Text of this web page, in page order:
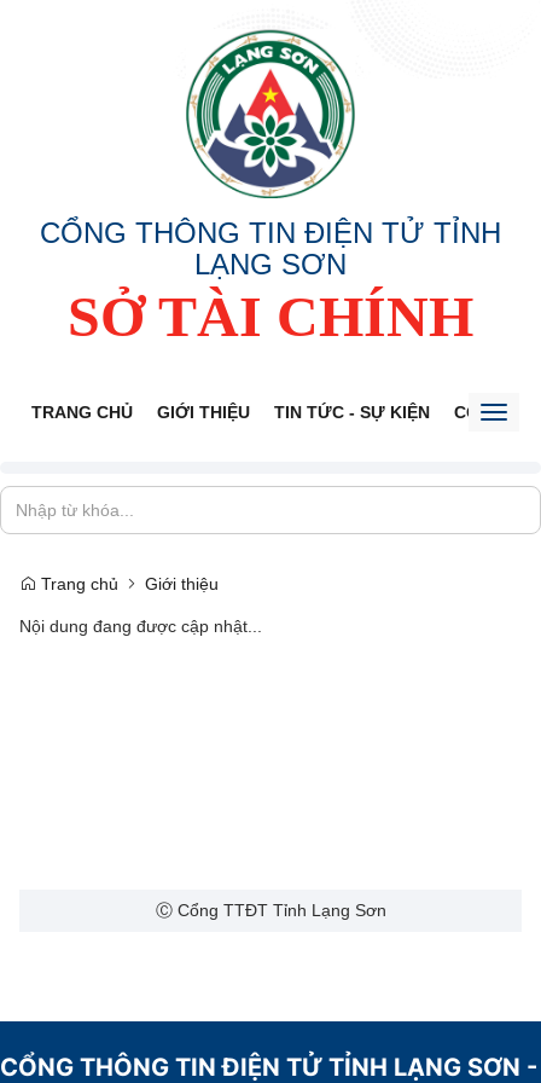
CỔNG THÔNG TIN ĐIỆN TỬ TỈNH
LẠNG SƠN
SỞ TÀI CHÍNH
TRANG CHỦ GIỚI THIỆU TIN TỨC - SỰ KIỆN CÔNG
Trang chủ Giới thiệu
Nội dung đang được cập nhật...
Ⓒ Cổng TTĐT Tỉnh Lạng Sơn
CỔNG THÔNG TIN ĐIỆN TỬ TỈNH LẠNG SƠN -